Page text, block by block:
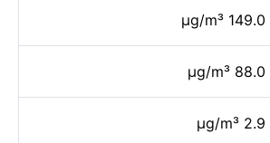
149.0 µg/m³
88.0 µg/m³
2.9 µg/m³